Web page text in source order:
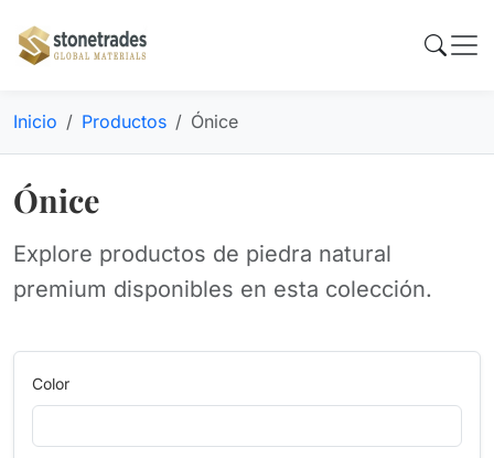
Inicio Productos Ónice
Ónice
Explore productos de piedra natural
premium disponibles en esta colección.
Color